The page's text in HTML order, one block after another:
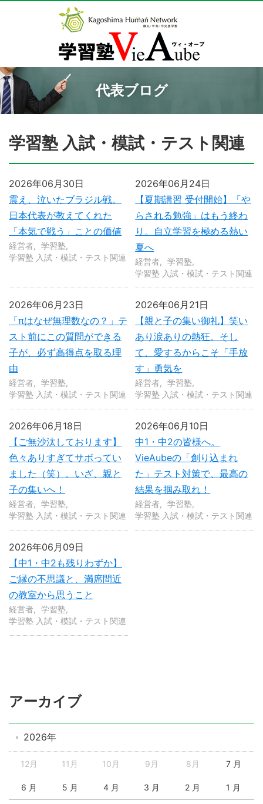
代表ブログ
学習塾 入試・模試・テスト関連
震え、泣いたブラジル戦。
日本代表が教えてくれた
「本気で戦う」ことの価値
2026年06月30日
経営者
学習塾
学習塾 入試・模試・テスト関連
【夏期講習 受付開始】「や
らされる勉強」はもう終わ
り。自立学習を極める熱い
夏へ
2026年06月24日
経営者
学習塾
学習塾 入試・模試・テスト関連
「πはなぜ無理数なの？」テ
スト前にこの質問ができる
子が、必ず高得点を取る理
由
2026年06月23日
経営者
学習塾
学習塾 入試・模試・テスト関連
【親と子の集い御礼】笑い
あり涙ありの熱狂。そし
て、愛するからこそ「手放
す」勇気を
2026年06月21日
経営者
学習塾
学習塾 入試・模試・テスト関連
【ご無沙汰しております】
色々ありすぎてサボってい
ました（笑）。いざ、親と
子の集いへ！
2026年06月18日
経営者
学習塾
学習塾 入試・模試・テスト関連
中1・中2の皆様へ。
VieAubeの「創り込まれ
た」テスト対策で、最高の
結果を掴み取れ！
2026年06月10日
経営者
学習塾
学習塾 入試・模試・テスト関連
【中1・中2も残りわずか】
ご縁の不思議と、満席間近
の教室から思うこと
2026年06月09日
経営者
学習塾
学習塾 入試・模試・テスト関連
アーカイブ
2026年
12月 11月 10月 9月 8月 7 月
6 月 5 月 4 月 3 月 2 月 1 月